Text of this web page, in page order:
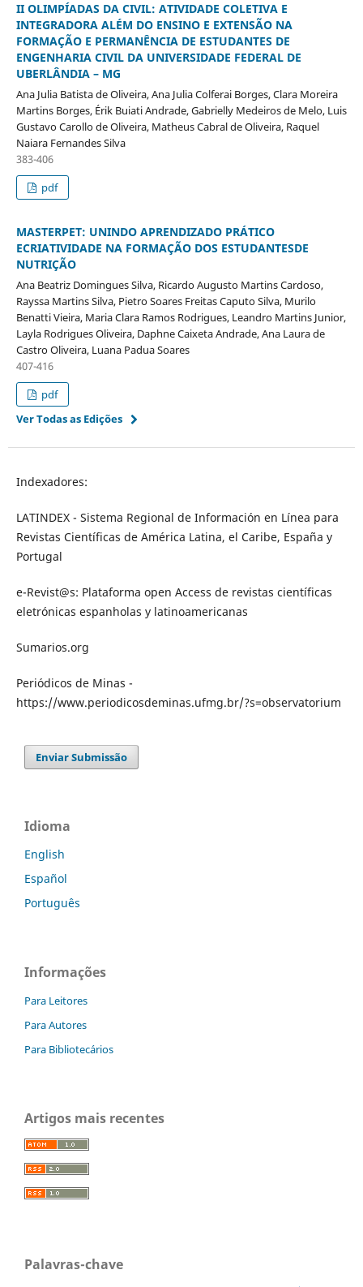
II OLIMPÍADAS DA CIVIL: ATIVIDADE COLETIVA E
INTEGRADORA ALÉM DO ENSINO E EXTENSÃO NA
FORMAÇÃO E PERMANÊNCIA DE ESTUDANTES DE
ENGENHARIA CIVIL DA UNIVERSIDADE FEDERAL DE
UBERLÂNDIA – MG
Ana Julia Batista de Oliveira, Ana Julia Colferai Borges, Clara Moreira
Martins Borges, Érik Buiati Andrade, Gabrielly Medeiros de Melo, Luis
Gustavo Carollo de Oliveira, Matheus Cabral de Oliveira, Raquel
Naiara Fernandes Silva
383-406
pdf
MASTERPET: UNINDO APRENDIZADO PRÁTICO
ECRIATIVIDADE NA FORMAÇÃO DOS ESTUDANTESDE
NUTRIÇÃO
Ana Beatriz Domingues Silva, Ricardo Augusto Martins Cardoso,
Rayssa Martins Silva, Pietro Soares Freitas Caputo Silva, Murilo
Benatti Vieira, Maria Clara Ramos Rodrigues, Leandro Martins Junior,
Layla Rodrigues Oliveira, Daphne Caixeta Andrade, Ana Laura de
Castro Oliveira, Luana Padua Soares
407-416
pdf
Ver Todas as Edições
Indexadores:
LATINDEX - Sistema Regional de Información en Línea para
Revistas Científicas de América Latina, el Caribe, España y
Portugal
e-Revist@s: Plataforma open Access de revistas científicas
eletrónicas espanholas y latinoamericanas
Sumarios.org
Periódicos de Minas -
https://www.periodicosdeminas.ufmg.br/?s=observatorium
Enviar Submissão
Idioma
English
Español
Português
Informações
Para Leitores
Para Autores
Para Bibliotecários
Artigos mais recentes
Palavras-chave